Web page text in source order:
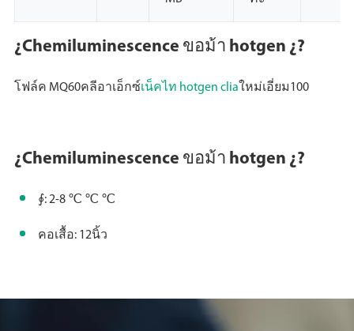
¿Chemiluminescence ขอม้า hotgen ¿?
โฟล์ค MQ60คลีอาเอ็กซ์เน็คไท hotgen clia ใหม่เอี่ยม100
¿Chemiluminescence ขอม้า hotgen ¿?
∮: 2-8 ℃ ℃ ℃
คอเสื้อ: 12นิ้ว